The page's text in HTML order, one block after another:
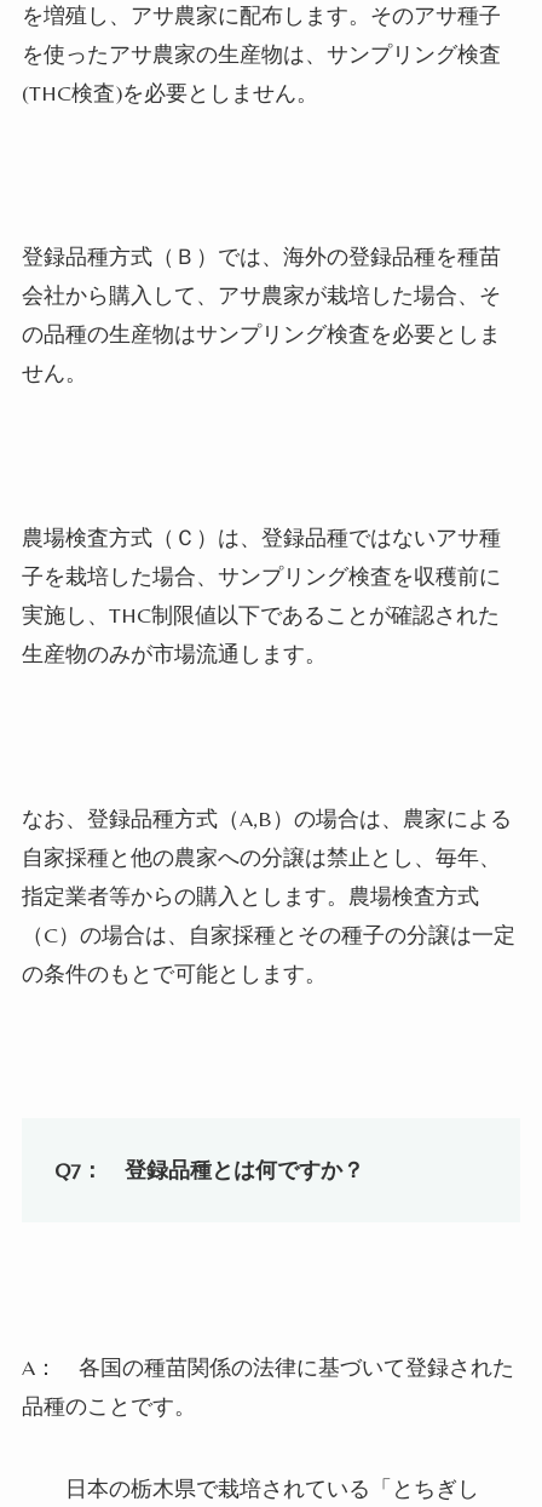
を増殖し、アサ農家に配布します。そのアサ種子
を使ったアサ農家の生産物は、サンプリング検査
(THC検査)を必要としません。
登録品種方式（Ｂ）では、海外の登録品種を種苗
会社から購入して、アサ農家が栽培した場合、 そ
の品種の生産物はサンプリング検査を必要としま
せん。
農場検査方式（Ｃ）は、登録品種ではないアサ種
子を栽培した場合、サンプリング検査を収穫前に
実施し、 THC制限値以下であることが確認された
生産物のみが市場流通します。
なお、登録品種方式（A,B）の場合は、農家による
自家採種と他の農家への分譲は禁止とし、毎年、
指定業者等からの購入とします。農場検査方式
（C）の場合は、自家採種とその種子の分譲は一定
の条件のもとで可能とします。
Q7： 登録品種とは何ですか？
A：
各国の種苗関係の法律に基づいて登録された
品種のことです。
日本の栃木県で栽培されている「とちぎし